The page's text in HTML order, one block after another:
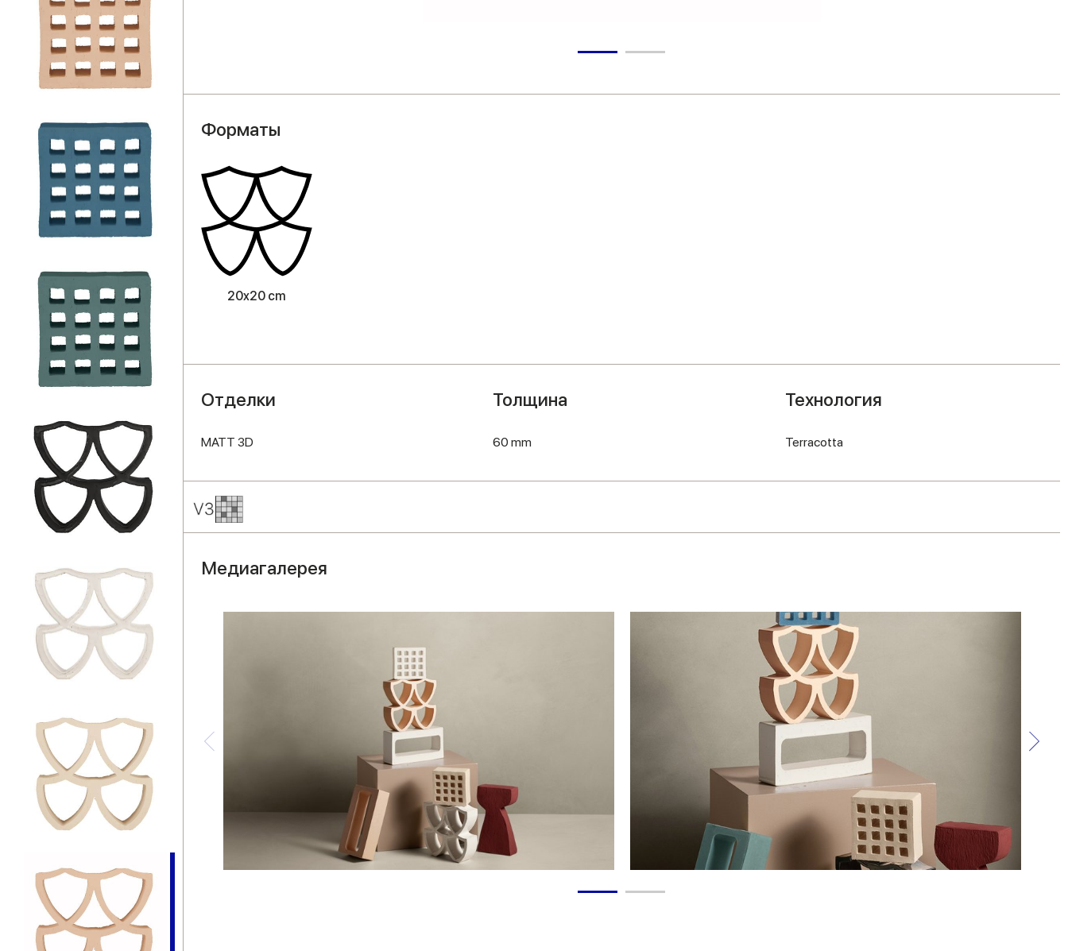
Форматы
20x20 cm
Отделки
MATT 3D
Толщина
60 mm
Технология
Terracotta
Медиагалерея